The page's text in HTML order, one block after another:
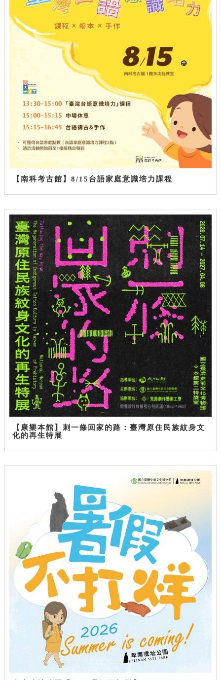
【南科考古館】8/15台語家庭意識培力課程
【康樂本館】刺一條回家的路：臺灣原住民族紋身文
化的再生特展